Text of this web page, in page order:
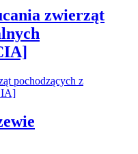
zwierząt